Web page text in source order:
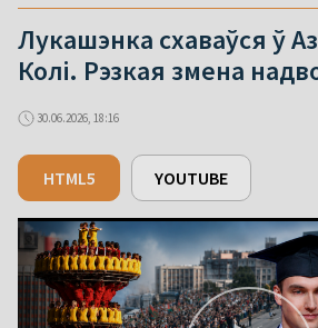
Лукашэнка схаваўся ў
Колі. Рэзкая змена
30.06.2026, 18:16
HTML5 YOUTUBE